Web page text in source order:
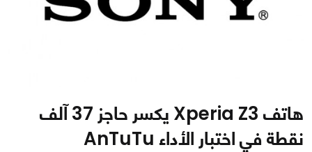
هاتف Xperia Z3 يكسر حاجز 37 آلف
نقطة في اختبار الأداء AnTuTu